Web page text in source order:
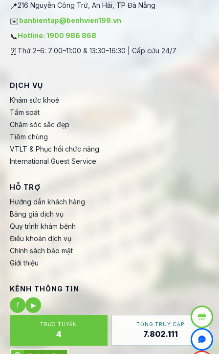
📍216 Nguyễn Công Trứ, An Hải, TP Đà Nẵng
✉️banbientap@benhvien199.vn
📞Hotline: 1900 986 868
⏰ Thứ 2–6: 7:00–11:00 & 13:30–16:30 | Cấp cứu 24/7
DỊCH VỤ
Khám sức khoẻ
Tầm soát
Chăm sóc sắc đẹp
Tiêm chủng
VTLT & Phục hồi chức năng
International Guest Service
HỖ TRỢ
Hướng dẫn khách hàng
Bảng giá dịch vụ
Quy trình khám bệnh
Điều khoản dịch vụ
Chính sách bảo mật
Giới thiệu
KÊNH THÔNG TIN
f
▶
TRỰC TUYẾN
4
TỔNG TRUY CẬP
7.802.111